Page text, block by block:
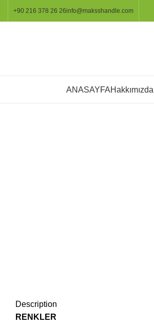
+90 216 378 26 26info@maksshandle.com
ANASAYFAHakkımızda
Description
RENKLER